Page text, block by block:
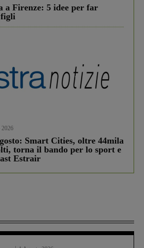
a Firenze: 5 idee per far
2026
Smart Cities, oltre 44mila
torna il bando per lo sport e
Estrair